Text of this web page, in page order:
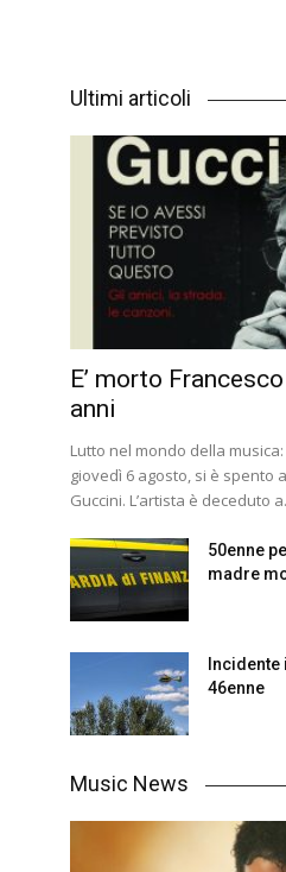
Ultimi articoli
E’ morto
anni
Lutto nel mondo della
giovedì 6 agosto, si è spento
Guccini. L’artista è deceduto
50enne
madre
46enne
Music News